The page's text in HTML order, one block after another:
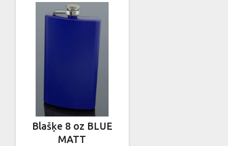
Blašķe 8 oz BLUE
MATT